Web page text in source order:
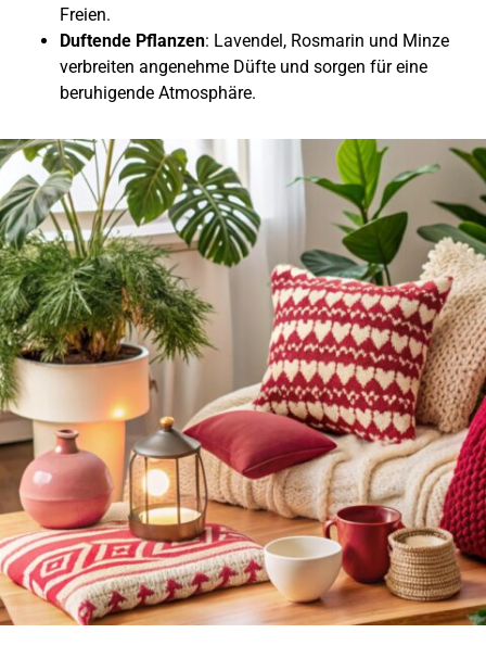
Freien.
Duftende Pflanzen: Lavendel, Rosmarin und Minze
verbreiten angenehme Düfte und sorgen für eine
beruhigende Atmosphäre.